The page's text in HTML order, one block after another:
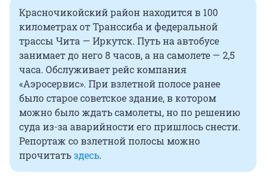
Красночикойский район находится в 100
километрах от Транссиба и федеральной
трассы Чита — Иркутск. Путь на автобусе
занимает до него 8 часов, а на самолете — 2,5
часа. Обслуживает рейс компания
«Аэросервис». При взлетной полосе ранее
было старое советское здание, в котором
можно было ждать самолеты, но по решению
суда из-за аварийности его пришлось снести.
Репортаж со взлетной полосы можно
прочитатьздесь.